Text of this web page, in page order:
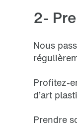
2-
Nous
Profitez-
d’art
Prendre